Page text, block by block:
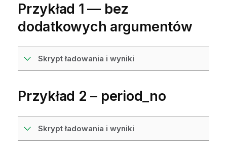
r
m
a
j
a
Przykład 1 — bez
dodatkowych argumentów
Skrypt ładowania i wyniki
Przykład 2 – period_no
Skrypt ładowania i wyniki